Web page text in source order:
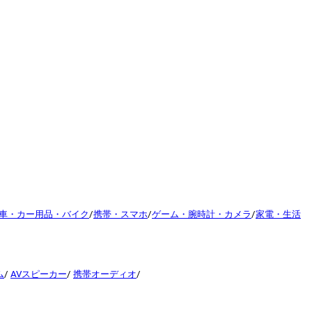
・カー用品・バイク/携帯・スマホ/ゲーム・腕時計・カメラ/家電・生活
/ AVスピーカー/ 携帯オーディオ/